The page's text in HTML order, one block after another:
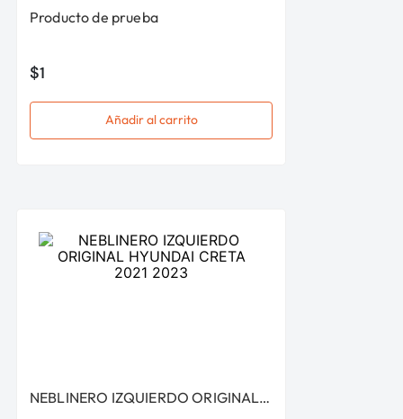
Producto de prueba
$1
Añadir al carrito
NEBLINERO IZQUIERDO ORIGINAL HYUNDAI CRETA 2021 2023